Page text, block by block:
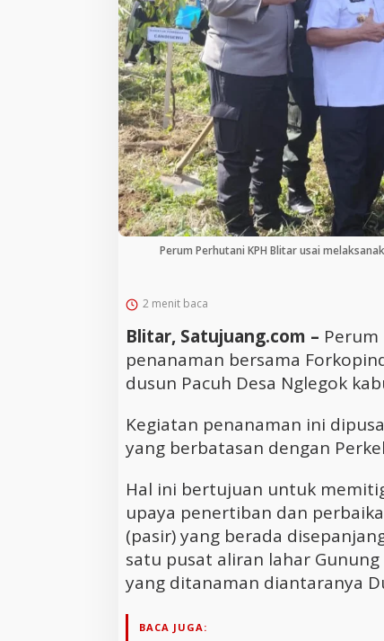
Perum Perhutani KPH Blitar usai
2 menit baca
Blitar, Satujuang.com –
penanaman bersama
dusun Pacuh Desa Nglegok
Kegiatan penanaman ini
yang berbatasan dengan
Hal ini bertujuan untuk
upaya penertiban dan
(pasir) yang berada
satu pusat aliran lahar
yang ditanaman diantaranya
BACA JUGA: